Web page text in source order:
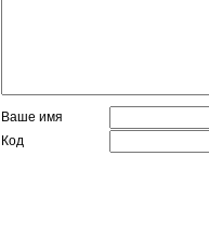
Ваше имя
Код